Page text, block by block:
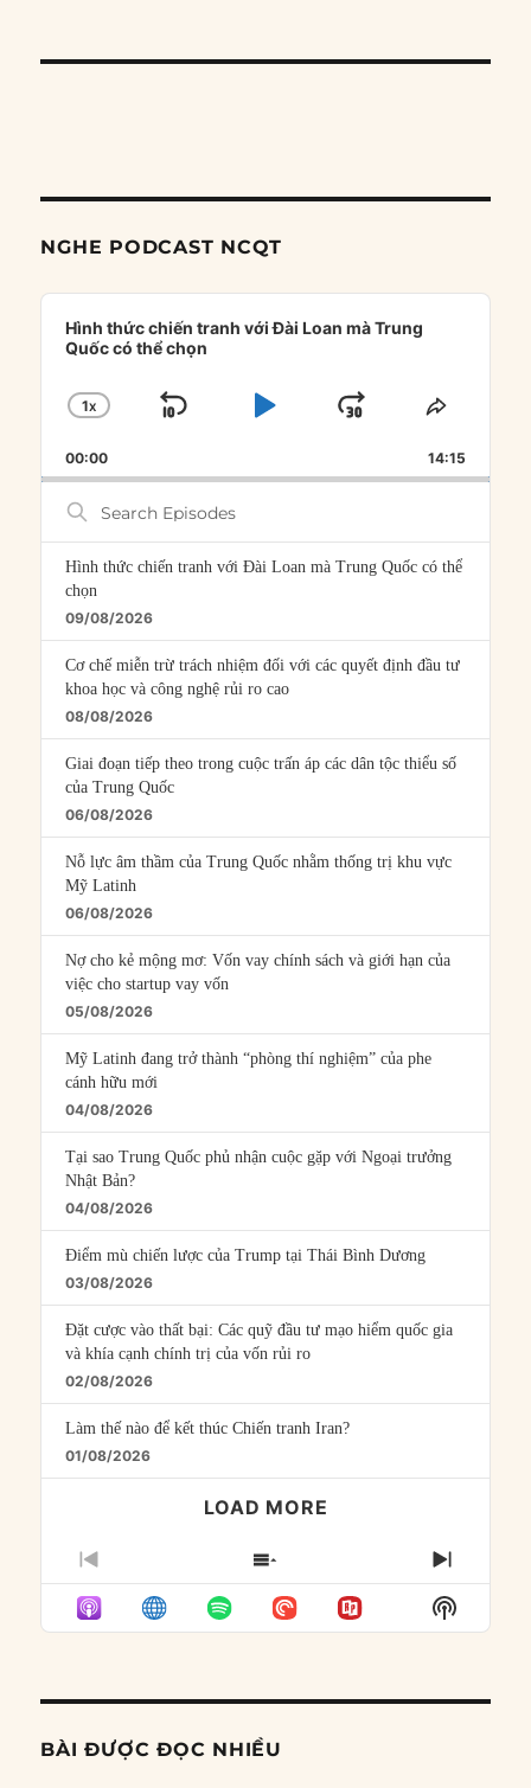
NGHE PODCAST NCQT
Audio
Player
Hình thức chiến tranh với Đài Loan mà Trung
Quốc có thể chọn
CHANGE
RATE
1X
SKIP
PLAYJUMP
FORWARD
SHARE
00:00 14:15
Search
Episodes
Hình thức chiến tranh với Đài Loan mà Trung Quốc có thể
chọn
09/08/2026
Cơ chế miễn trừ trách nhiệm đối với các quyết định đầu tư
khoa học và công nghệ rủi ro cao
08/08/2026
Giai đoạn tiếp theo trong cuộc trấn áp các dân tộc thiểu số
của Trung Quốc
06/08/2026
Nỗ lực âm thầm của Trung Quốc nhằm thống trị khu vực
Mỹ Latinh
06/08/2026
Nợ cho kẻ mộng mơ: Vốn vay chính sách và giới hạn của
việc cho startup vay vốn
05/08/2026
Mỹ Latinh đang trở thành “phòng thí nghiệm” của phe
cánh hữu mới
04/08/2026
Tại sao Trung Quốc phủ nhận cuộc gặp với Ngoại trưởng
Nhật Bản?
04/08/2026
Điểm mù chiến lược của Trump tại Thái Bình Dương
03/08/2026
Đặt cược vào thất bại: Các quỹ đầu tư mạo hiểm quốc gia
và khía cạnh chính trị của vốn rủi ro
02/08/2026
Làm thế nào để kết thúc Chiến tranh Iran?
01/08/2026
LOAD MORE
PREVIOUS
EPISODE
SHOW
EPISODES
LIST
NEXT
Show
Podcast
BÀI ĐƯỢC ĐỌC NHIỀU